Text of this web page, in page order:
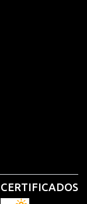
CERTIFICADOS